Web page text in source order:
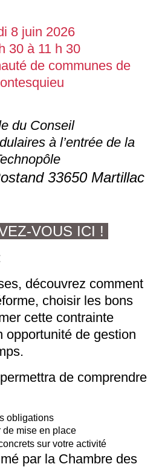
8 juin 2026
30 à 11 h 30
de communes de
du Conseil
à l’entrée de la
33650 Martillac
VOUS ICI !
découvrez comment
choisir les bons
cette contrainte
opportunité de gestion
de comprendre
obligations
de mise en place
sur votre activité
par la Chambre des